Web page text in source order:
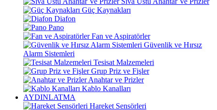
Güç Kaynakları
Diafon
Pano
Fan ve Aspiratörler
Güvenlik ve Hırsız
Alarm Sistemleri
Tesisat Malzemeleri
Grup Priz ve Fişler
Anahtar ve Prizler
Kablo Kanalları
AYDINLATMA
Hareket Sensörleri